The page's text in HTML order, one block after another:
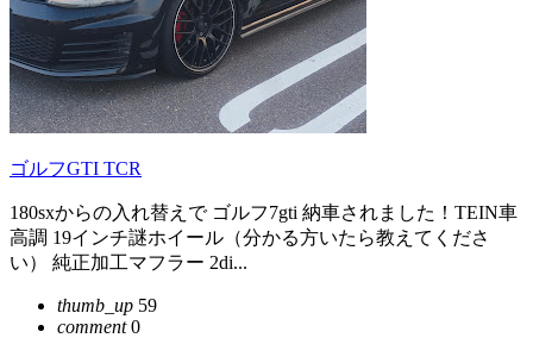
ゴルフGTI TCR
180sxからの入れ替えで ゴルフ7gti 納車されました！TEIN車
高調 19インチ謎ホイール（分かる方いたら教えてくださ
い） 純正加工マフラー 2di...
thumb_up 59
comment0